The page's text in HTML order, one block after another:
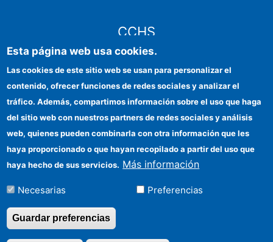
CCHS
Identidad institucional
Ayudas FEDER
Organismos financiadores
Contacto
Cómo llegar
Esta página web usa cookies.
Las cookies de este sitio web se usan para personalizar el
contenido, ofrecer funciones de redes sociales y analizar el
tráfico. Además, compartimos información sobre el uso que haga
del sitio web con nuestros partners de redes sociales y análisis
web, quienes pueden combinarla con otra información que les
haya proporcionado o que hayan recopilado a partir del uso que
haya hecho de sus servicios. Más información
Necesarias Preferencias
Guardar preferencias